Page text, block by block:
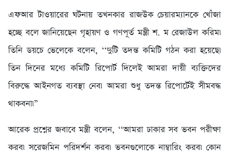
এফআর টাওয়ারের ঘটনায় তখনকার রাজউক চেয়ারম্যানকে খোঁজা
হচ্ছে বলে জানিয়েছেন গৃহায়ণ ও গণপূর্ত মন্ত্রী শ. ম রেজাউল করিম৷
তিনি ডয়চে ভেলেকে বলেন, ‘‘দুটি তদন্ত কমিটি গঠন করা হয়েছে৷
তিন দিনের মধ্যে কমিটি রিপোর্ট দিলেই আমরা দায়ী ব্যক্তিদের
বিরুদ্ধে আইনগত ব্যবস্থা নেব৷ আমরা শুধু তদন্ত রিপোর্টেই সীমবদ্ধ
থাকবনা৷”
আরেক প্রশ্নের জবাবে মন্ত্রী বলেন, ‘‘আমরা ঢাকার সব ভবন পরীক্ষা
করব৷ সরেজমিন পরিদর্শন করব৷ ভবনগুলোকে নাম্বারিং করব৷ কোন